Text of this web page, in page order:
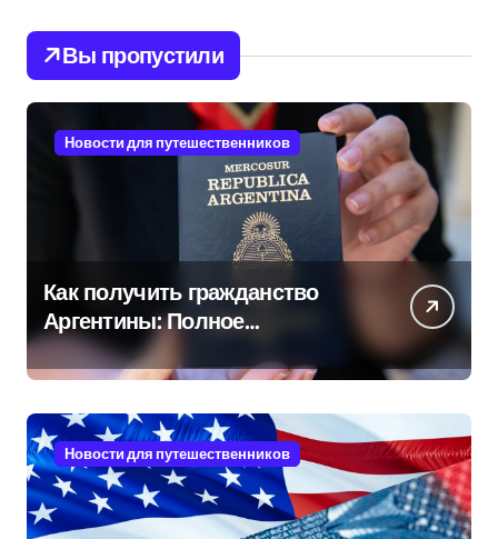
Вы пропустили
Новости для путешественников
Как получить гражданство
Аргентины: Полное
руководство
Новости для путешественников